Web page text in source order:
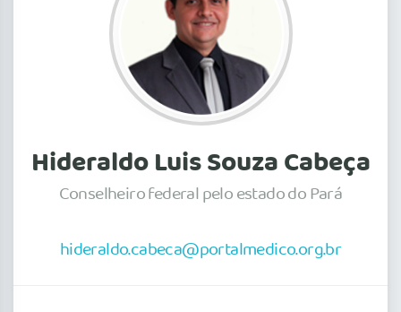
Hideraldo Luis Souza Cabeça
Conselheiro federal pelo estado do Pará
hideraldo.cabeca@portalmedico.org.br